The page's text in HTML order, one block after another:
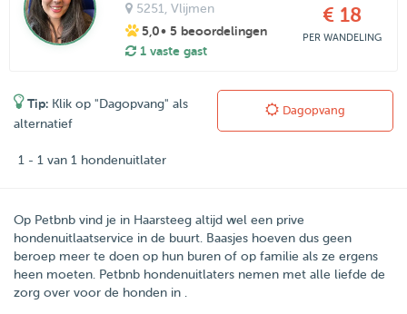
5251 , Vlijmen
5,0• 5 beoordelingen
1 vaste gast
€ 18
PER WANDELING
Tip: Klik op "Dagopvang" als
alternatief
Dagopvang
1 - 1 van 1 hondenuitlater
Op Petbnb vind je in Haarsteeg altijd wel een prive
hondenuitlaatservice in de buurt. Baasjes hoeven dus geen
beroep meer te doen op hun buren of op familie als ze ergens
heen moeten. Petbnb hondenuitlaters nemen met alle liefde de
zorg over voor de honden in .